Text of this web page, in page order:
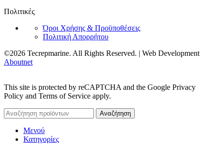
Πολιτικές
Όροι Χρήσης & Προϋποθέσεις
Πολιτική Απορρήτου
©2026 Tecrepmarine. All Rights Reserved. | Web Development
Aboutnet
This site is protected by reCAPTCHA and the Google Privacy
Policy and Terms of Service apply.
Αναζήτηση
Μενού
Κατηγορίες